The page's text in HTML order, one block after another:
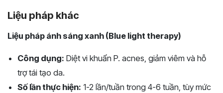
Liệu pháp khác
Liệu pháp ánh sáng xanh (Blue light therapy)
Công dụng: Diệt vi khuẩn P. acnes, giảm viêm và hỗ
trợ tái tạo da.
Số lần thực hiện: 1-2 lần/tuần trong 4-6 tuần, tùy mức